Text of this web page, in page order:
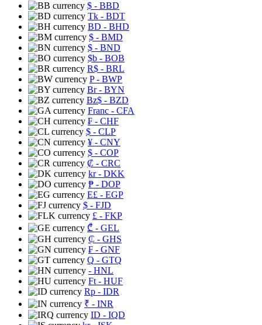
$ - BBD
Tk - BDT
BD - BHD
$ - BMD
$ - BND
$b - BOB
R$ - BRL
P- BWP
Br- BYN
Bz$ - BZD
Franc - CFA
₣ - CHF
$ - CLP
¥ - CNY
$ - COP
₡ - CRC
kr- DKK
₱ - DOP
E£ - EGP
$ - FJD
£ - FKP
₾ - GEL
₵ - GHS
₣ - GNF
Q - GTQ
- HNL
Ft - HUF
Rp - IDR
₹ - INR
ID - IQD